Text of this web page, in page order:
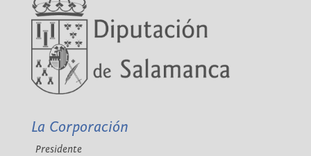
La Corporación
Presidente